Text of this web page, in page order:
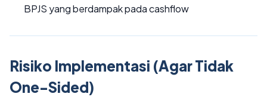
BPJS yang berdampak pada cashflow
Risiko Implementasi (Agar Tidak
One-Sided)